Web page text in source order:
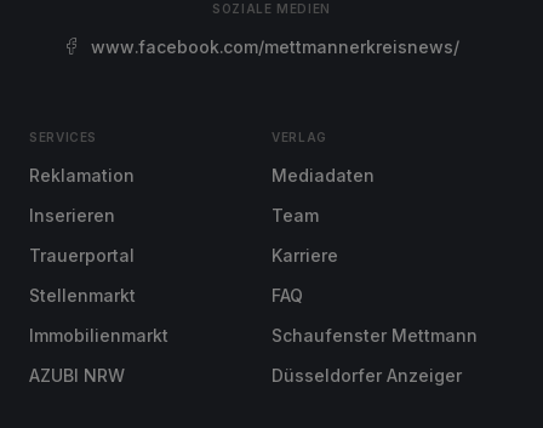
SOZIALE MEDIEN
www.facebook.com/mettmannerkreisnews/
SERVICES
Reklamation
Inserieren
Trauerportal
Stellenmarkt
Immobilienmarkt
AZUBI NRW
VERLAG
Mediadaten
Team
Karriere
FAQ
Schaufenster Mettmann
Düsseldorfer Anzeiger